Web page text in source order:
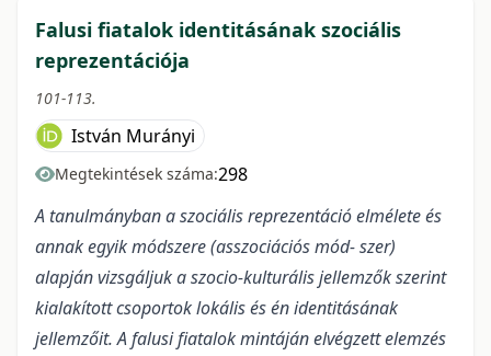
Falusi fiatalok identitásának szociális
reprezentációja
101-113.
István Murányi
Megtekintések száma:298
A tanulmányban a szociális reprezentáció elmélete és
annak egyik módszere (asszociációs mód- szer)
alapján vizsgáljuk a szocio-kulturális jellemzők szerint
kialakított csoportok lokális és én identitásának
jellemzőit. A falusi fiatalok mintáján elvégzett elemzés